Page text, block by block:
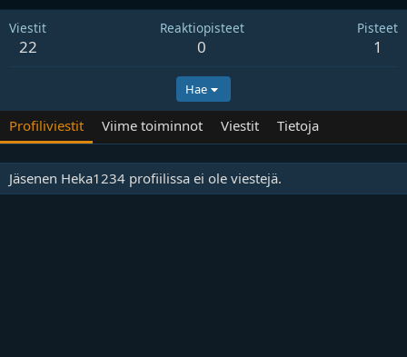
Viestit
22
Reaktiopisteet
0
Pisteet
1
Hae
Profiliviestit Viime toiminnot Viestit Tietoja
Jäsenen Heka1234 profiilissa ei ole viestejä.